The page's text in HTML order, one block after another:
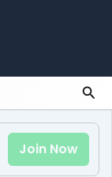
Join Now